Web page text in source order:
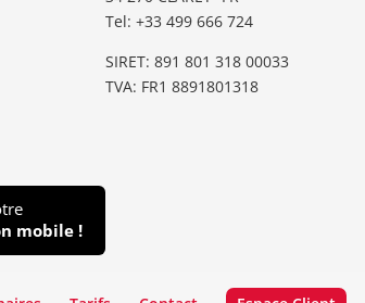
Tel: ‭+33 499 666 724‬
SIRET: 891 801 318 00033
TVA: FR1 8891801318
mobile !